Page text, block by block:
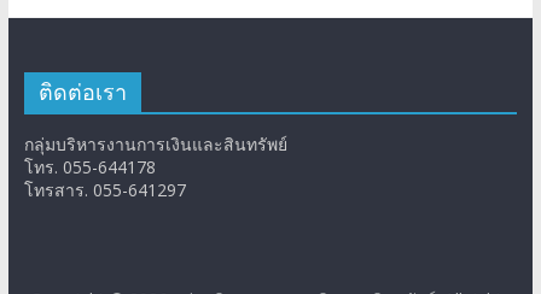
ติดต่อเรา
กลุ่มบริหารงานการเงินและสินทรัพย์
โทร. 055-644178
โทรสาร. 055-641297